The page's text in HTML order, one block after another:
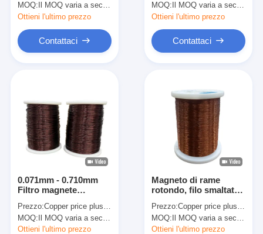
filo smaltato di rame
MOQ: Il MOQ varia a seconda della dimensione della specifica
Ottieni l'ultimo prezzo
Contattaci
isolamento classe 1
MOQ: Il MOQ varia a seconda della dimensione della specifica
Ottieni l'ultimo prezzo
Contattaci
0.071mm - 0.710mm
Filtro magnete
zero Filtro rotondo
smaltato in rame
Prezzo:Copper price plus processing fee plus freight
MOQ:Il MOQ varia a seconda della dimensione della specifica
Ottieni l'ultimo prezzo
Magneto di rame
rotondo, filo smaltato
zero
Prezzo:Copper price plus processing fee plus freight
MOQ:Il MOQ varia a seconda della dimensione della specifica
Ottieni l'ultimo prezzo